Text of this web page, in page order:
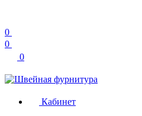
0
0
0
Кабинет